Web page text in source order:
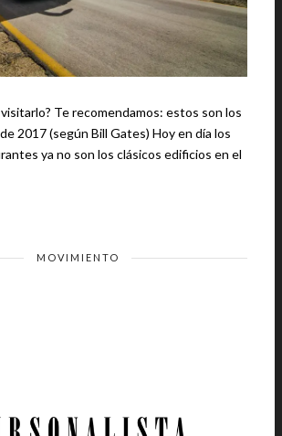
estos son los
(según Bill Gates) Hoy en día los
ya no son los clásicos edificios en el
MOVIMIENTO